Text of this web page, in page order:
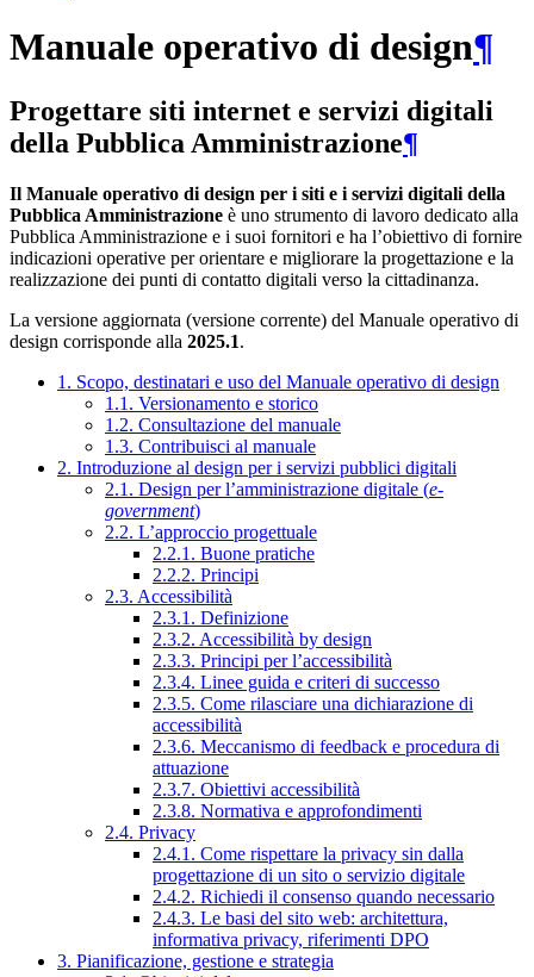
Manuale operativo di design¶
Progettare siti internet e servizi digitali
della Pubblica Amministrazione¶
Il Manuale operativo di design per i siti e i servizi digitali della
Pubblica Amministrazione è uno strumento di lavoro dedicato alla
Pubblica Amministrazione e i suoi fornitori e ha l’obiettivo di fornire
indicazioni operative per orientare e migliorare la progettazione e la
realizzazione dei punti di contatto digitali verso la cittadinanza.
La versione aggiornata (versione corrente) del Manuale operativo di
design corrisponde alla 2025.1.
1. Scopo, destinatari e uso del Manuale operativo di design
1.1. Versionamento e storico
1.2. Consultazione del manuale
1.3. Contribuisci al manuale
2. Introduzione al design per i servizi pubblici digitali
2.1. Design per l’amministrazione digitale (e-
government)
2.2. L’approccio progettuale
2.2.1. Buone pratiche
2.2.2. Principi
2.3. Accessibilità
2.3.1. Definizione
2.3.2. Accessibilità by design
2.3.3. Principi per l’accessibilità
2.3.4. Linee guida e criteri di successo
2.3.5. Come rilasciare una dichiarazione di
accessibilità
2.3.6. Meccanismo di feedback e procedura di
attuazione
2.3.7. Obiettivi accessibilità
2.3.8. Normativa e approfondimenti
2.4. Privacy
2.4.1. Come rispettare la privacy sin dalla
progettazione di un sito o servizio digitale
2.4.2. Richiedi il consenso quando necessario
2.4.3. Le basi del sito web: architettura,
informativa privacy, riferimenti DPO
3. Pianificazione, gestione e strategia